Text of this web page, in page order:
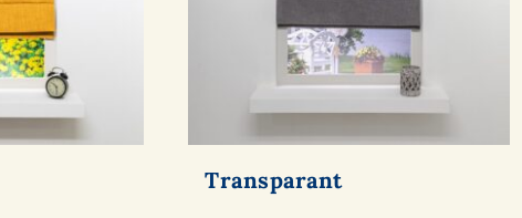
Transparant